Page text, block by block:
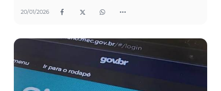
20/01/2026